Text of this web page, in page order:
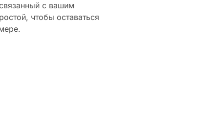
с вашим
чтобы оставаться